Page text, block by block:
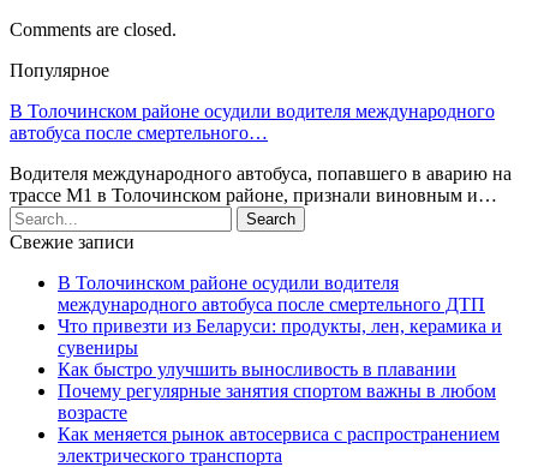
Comments are closed.
Популярное
В Толочинском районе осудили водителя международного
автобуса после смертельного…
Водителя международного автобуса, попавшего в аварию на
трассе М1 в Толочинском районе, признали виновным и…
Свежие записи
В Толочинском районе осудили водителя
международного автобуса после смертельного ДТП
Что привезти из Беларуси: продукты, лен, керамика и
сувениры
Как быстро улучшить выносливость в плавании
Почему регулярные занятия спортом важны в любом
возрасте
Как меняется рынок автосервиса с распространением
электрического транспорта